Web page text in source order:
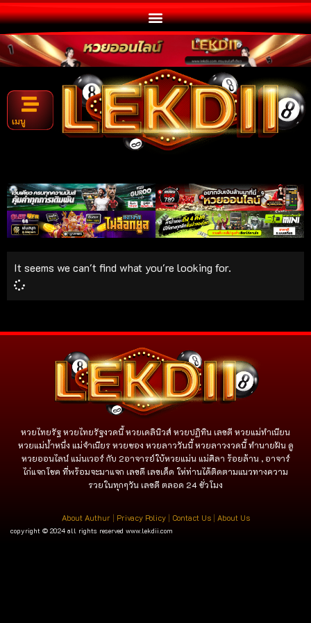
เมนู
It seems we can't find what you're looking for.
หวยไทยรัฐ หวยไทยรัฐงวดนี้ หวยเดลินิวส์ หวยปฏิทิน เลขดี หวยแม่ทำเนียน
หวยแม่น้ำหนึ่ง แม่จําเนียร หวยซอง หวยลาววันนี้ หวยลาวงวดนี้ ทำนายฝัน ดู
หวยออนไลน์ แม่นเวอร์ กับ 2อาจารย์ใบ้หวยแม่น แม่ศิลา ร้อยล้าน , อาจาร์
ไก่แจกโชค ที่พร้อมจะมาแจก เลขดี เลขเด็ด ให่ท่านได้ติดตามแนวทางความ
รวยในทุกๆวัน เลขดี ตลอด 24 ชั่วโมง
About Authur | Privacy Policy| Contact Us| About Us
copyright © 2024 all rights reserved www.lekdii.com